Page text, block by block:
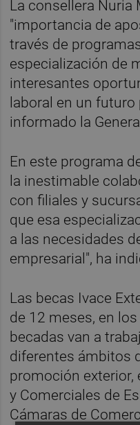
La consellera Nuria
"importancia de
través de
especialización de
interesantes
laboral en un
informado la
En este programa
la inestimable
con filiales y
que esa
a las necesidades
empresarial", ha
Las becas Ivace
de 12 meses, en
becadas van a
diferentes ámbitos
promoción exterior,
y Comerciales de
Cámaras de